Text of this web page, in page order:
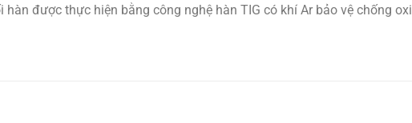
được thực hiện bằng công nghệ hàn TIG có khí Ar bảo vệ chống oxi